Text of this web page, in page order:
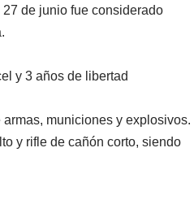
de junio fue considerado
y 3 años de libertad
municiones y explosivos.
y rifle de cañón corto, siendo